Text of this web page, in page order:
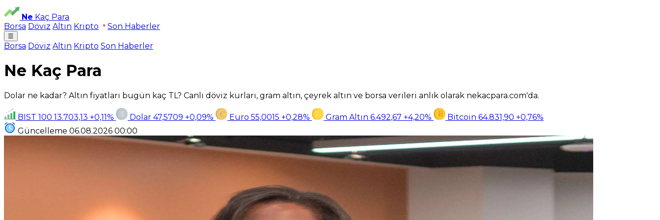
Ne Kaç Para
Borsa Döviz Altın Kripto Son Haberler
☰
Borsa Döviz Altın Kripto Son Haberler
Ne Kaç Para
Dolar ne kadar? Altın fiyatları bugün kaç TL? Canlı döviz kurları, gram altın, çeyrek altın ve borsa verileri anlık olarak nekacpara.com'da.
BIST 100 13.703,13 +0,11% Dolar 47,5709 +0,09% Euro 55,0015 +0,28% Gram Altın 6.492,67 +4,20% Bitcoin 64.831,90 +0,76%
Güncelleme 06.08.2026 00:00